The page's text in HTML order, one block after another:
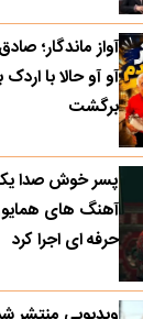
آواز ماندگار؛
آو آو حالا با
برگشت
پسر خوش صدا
آهنگ های
حرفه ای اجرا کرد